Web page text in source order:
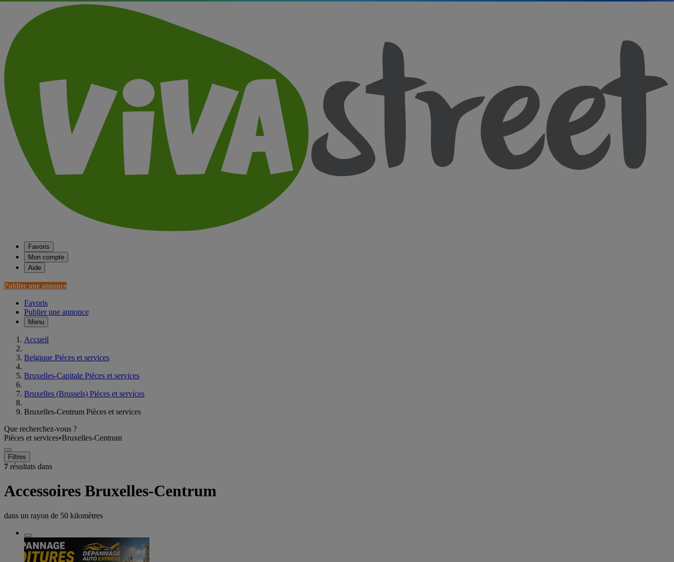
Favoris
Mon compte
Aide
Publier une annonce
Favoris
Publier une annonce
Menu
Accueil
Belgique Pièces et services
Bruxelles-Capitale Pièces et services
Bruxelles (Brussels) Pièces et services
Bruxelles-Centrum Pièces et services
Que recherchez-vous ?
Pièces et services•Bruxelles-Centrum
Filtres
7 résultats dans
Accessoires Bruxelles-Centrum
dans un rayon de 50 kilomètres